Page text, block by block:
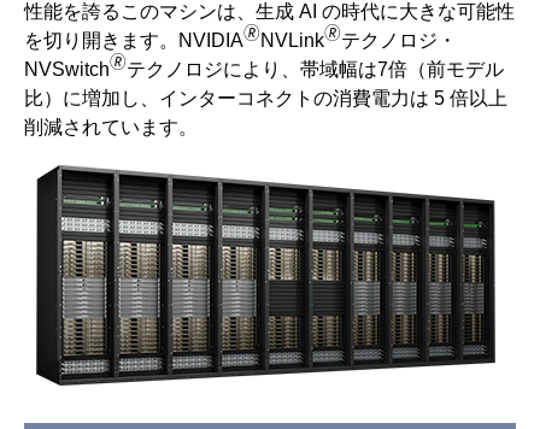
性能を誇るこのマシンは、生成 AI の時代に大きな可能性
を切り開きます。NVIDIA🄬 NVLink🄬テクノロジ・
NVSwitch🄬テクノロジにより、帯域幅は7倍（前モデル
比）に増加し、インターコネクトの消費電力は 5 倍以上
削減されています。